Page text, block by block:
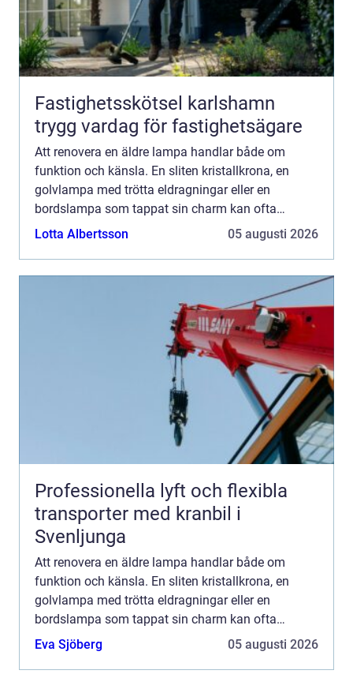
Fastighetsskötsel karlshamn
trygg vardag för fastighetsägare
Att renovera en äldre lampa handlar både om
funktion och känsla. En sliten kristallkrona, en
golvlampa med trötta eldragningar eller en
bordslampa som tappat sin charm kan ofta
räddas. I stället för att köpa nytt går det att bevara
Lotta Albertsson 05 augusti 2026
Professionella lyft och flexibla
transporter med kranbil i
Svenljunga
Att renovera en äldre lampa handlar både om
funktion och känsla. En sliten kristallkrona, en
golvlampa med trötta eldragningar eller en
bordslampa som tappat sin charm kan ofta
räddas. I stället för att köpa nytt går det att bevara
Eva Sjöberg 05 augusti 2026